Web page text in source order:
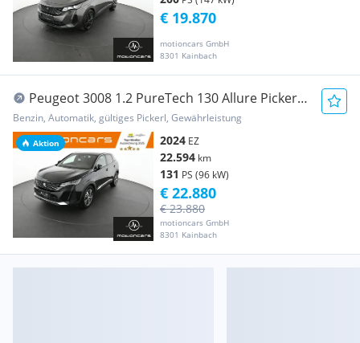
motioncars GmbH
8301 Kainbach
€ 19.870
Aktion
Peugeot 3008 1.2 PureTech 130 Allure Pickerl
NEU
Benzin, Automatik, gültiges Pickerl, Gewährleistung
2024 EZ
22.594 km
131 PS (96 kW)
motioncars GmbH
8301 Kainbach
€ 23.880
€ 22.880